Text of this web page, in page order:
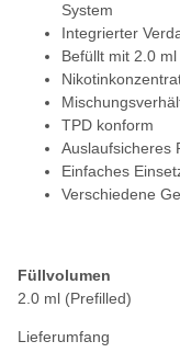
System
Integrierter
Befüllt mit 2.0
TPD konform
Auslaufsicheres
Einfaches
Verschiedene
Füllvolumen
2.0 ml (Prefilled)
Lieferumfang